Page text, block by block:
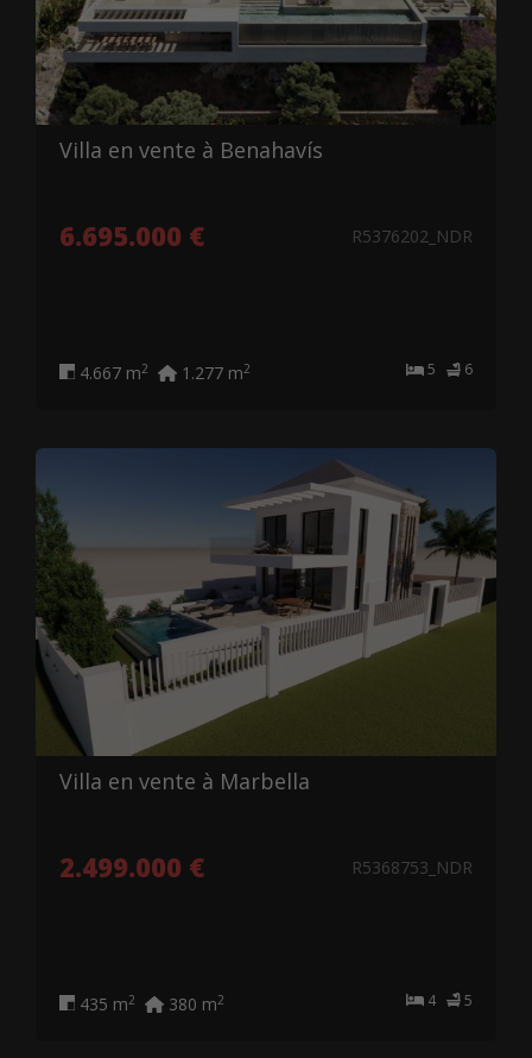
Villa en vente à Benahavís
6.695.000 € R5376202_NDR
5 6
4.667 m2 1.277 m2
Villa en vente à Marbella
2.499.000 € R5368753_NDR
4 5
435 m2 380 m2